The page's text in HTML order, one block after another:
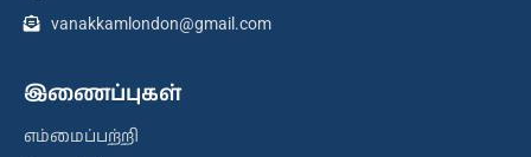
vanakkamlondon@gmail.com
இணைப்புகள்
எம்மைப்பற்றி